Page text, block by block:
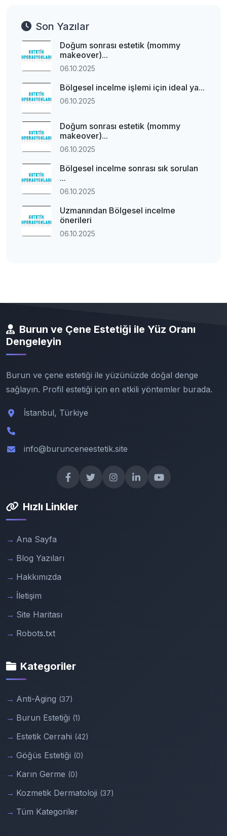
Son Yazılar
Doğum sonrası estetik (mommy
makeover)...
06.10.2025
Bölgesel incelme işlemi için ideal ya...
06.10.2025
Doğum sonrası estetik (mommy
makeover)...
06.10.2025
Bölgesel incelme sonrası sık sorulan
...
06.10.2025
Uzmanından Bölgesel incelme
önerileri
06.10.2025
Burun ve Çene Estetiği ile Yüz Oranı
Dengeleyin
Burun ve çene estetiği ile yüzünüzde doğal denge
sağlayın. Profil estetiği için en etkili yöntemler burada.
İstanbul, Türkiye
info@burunceneestetik.site
Hızlı Linkler
Ana Sayfa
Blog Yazıları
Hakkımızda
İletişim
Site Haritası
Robots.txt
Kategoriler
Anti-Aging (37)
Burun Estetiği (1)
Estetik Cerrahi (42)
Göğüs Estetiği (0)
Karın Germe (0)
Kozmetik Dermatoloji (37)
Tüm Kategoriler